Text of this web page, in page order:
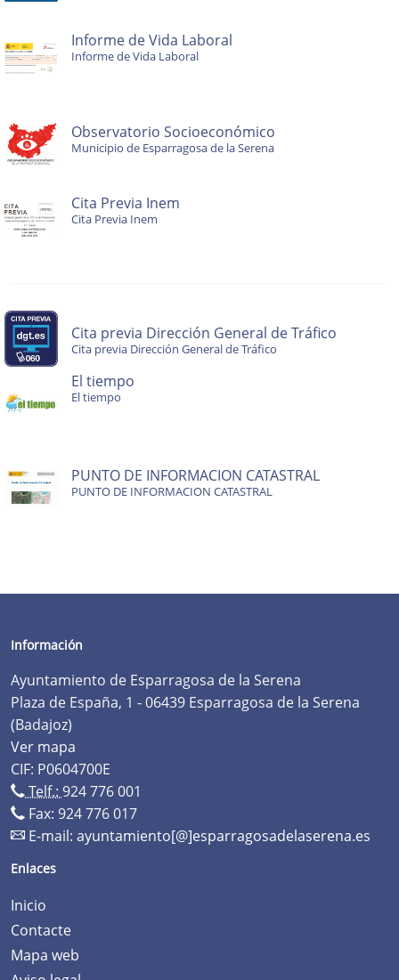
Informe de Vida Laboral
Informe de Vida Laboral
Observatorio Socioeconómico
Municipio de Esparragosa de la Serena
Cita Previa Inem
Cita Previa Inem
Cita previa Dirección General de Tráfico
Cita previa Dirección General de Tráfico
El tiempo
El tiempo
PUNTO DE INFORMACION CATASTRAL
PUNTO DE INFORMACION CATASTRAL
Información
Ayuntamiento de Esparragosa de la Serena
Plaza de España, 1 - 06439 Esparragosa de la Serena
(Badajoz)
Ver mapa
CIF: P0604700E
Telf.: 924 776 001
Fax: 924 776 017
E-mail: ayuntamiento[@]esparragosadelaserena.es
Enlaces
Inicio
Contacte
Mapa web